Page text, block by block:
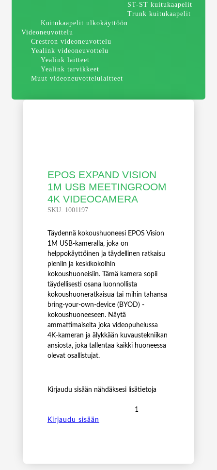
ST-ST kuitukaapelit
Trunk kuitukaapelit
Kuitukaapelit ulkokäyttöön
Videoneuvottelu
Crestron videoneuvottelu
Yealink videoneuvottelu
Yealink laitteet
Yealink tarvikkeet
Muut videoneuvottelulaitteet
EPOS EXPAND VISION
1M USB MEETINGROOM
4K VIDEOCAMERA
SKU: 1001197
Täydennä kokoushuoneesi EPOS Vision
1M USB-kameralla, joka on
helppokäyttöinen ja täydellinen ratkaisu
pieniin ja keskikokoihin
kokoushuoneisiin. Tämä kamera sopii
täydellisesti osana luonnollista
kokoushuoneratkaisua tai mihin tahansa
bring-your-own-device (BYOD) -
kokoushuoneeseen. Näytä
ammattimaiselta joka videopuhelussa
4K-kameran ja älykkään kuvaustekniikan
ansiosta, joka tallentaa kaikki huoneessa
olevat osallistujat.
Kirjaudu sisään nähdäksesi lisätietoja
Kirjaudu sisään